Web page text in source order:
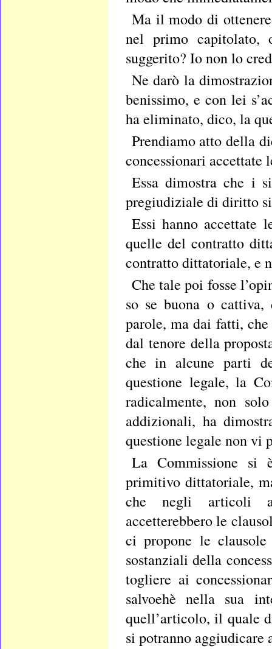
Ma il modo di
nel primo capitolato,
suggerito? Io non lo
Ne darò la
benissimo, e con lei
ha eliminato, dico, la
Prendiamo atto della
concessionari accettate
Essa dimostra che i
pregiudiziale di diritto
Essi hanno accettate
quelle del contratto
contratto dittatoriale, e
Che tale poi fosse
so se buona o
parole, ma dai fatti,
dal tenore della
che in alcune parti
questione legale, la
radicalmente, non
addizionali, ha
questione legale non vi
La Commissione si
primitivo dittatoriale,
che negli articoli
accetterebbero le
ci propone le
sostanziali della
togliere ai
salvoehè nella sua
quell’articolo, il quale
si potranno aggiudicare